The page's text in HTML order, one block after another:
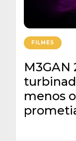
FILMES
M3GAN
menos